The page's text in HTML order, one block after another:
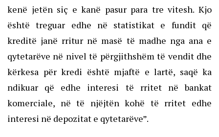
kenë jetën siç e kanë pasur para tre vitesh. Kjo
është treguar edhe në statistikat e fundit që
kreditë janë rritur në masë të madhe nga ana e
qytetarëve në nivel të përgjithshëm të vendit dhe
kërkesa për kredi është mjaftë e lartë, saqë ka
ndikuar që edhe interesi të rritet në bankat
komerciale, në të njëjtën kohë të rritet edhe
interesi në depozitat e qytetarëve”.